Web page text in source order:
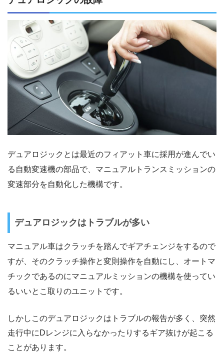
デュアロジックとは最近のフィアット車に採用が進んでい
る自動変速機の部品で、マニュアルトランスミッションの
変速部分を自動化した機構です。
デュアロジックはトラブルが多い
マニュアル車はクラッチを踏んでギアチェンジをするので
すが、そのクラッチ操作と変則操作を自動にし、オートマ
チックであるのにマニュアルミッションの機構を使ってい
るいいとこ取りのユニットです。
しかしこのデュアロジックはトラブルの報告が多く、突然
走行中にDレンジに入らなかったりするギア抜けが起こる
ことがあります。